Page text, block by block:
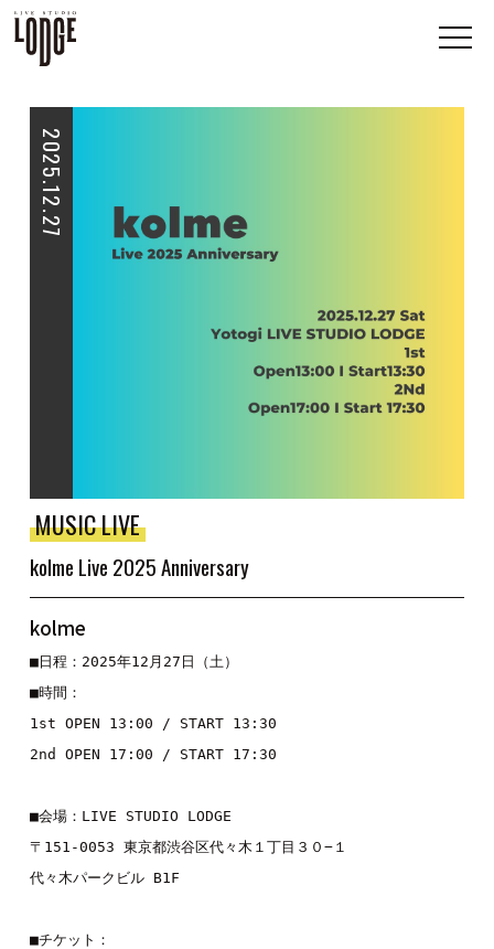
2025.12.27
MUSIC LIVE
kolme Live 2025 Anniversary
kolme
■日程：2025年12月27日（土）
■時間：
1st OPEN 13:00 / START 13:30
2nd OPEN 17:00 / START 17:30
■会場：LIVE STUDIO LODGE
〒151-0053 東京都渋谷区代々木１丁目３０−１
代々木パークビル B1F
■チケット：